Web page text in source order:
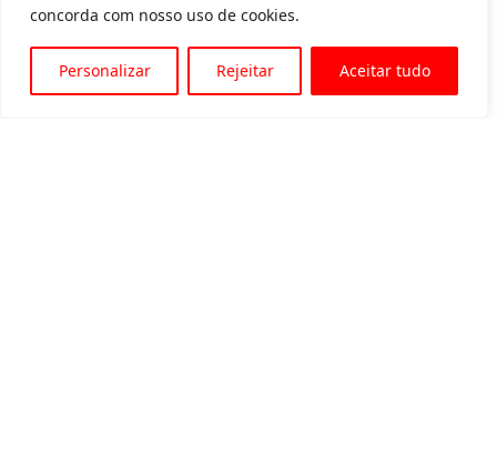
concorda com nosso uso de cookies.
Personalizar Rejeitar Aceitar tudo